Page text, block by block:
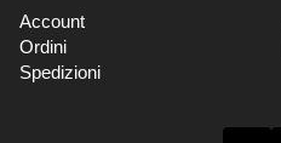
Account
Ordini
Spedizioni